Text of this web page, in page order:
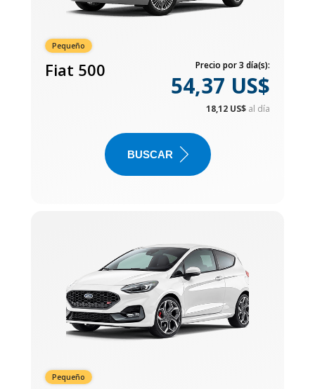
Pequeño
Fiat 500 Precio por 3 día(s):
54,37 US$
18,12 US$ al día
BUSCAR
Pequeño